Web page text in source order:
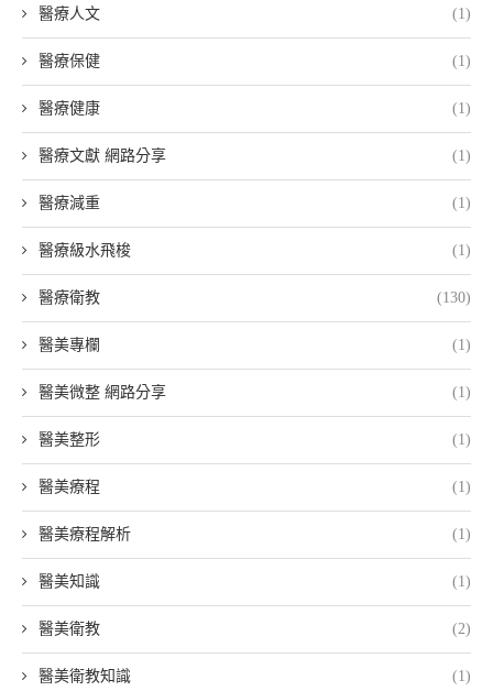
醫療人文 (1)
醫療保健 (1)
醫療健康 (1)
醫療文獻 網路分享 (1)
醫療減重 (1)
醫療級水飛梭 (1)
醫療衛教 (130)
醫美專欄 (1)
醫美微整 網路分享 (1)
醫美整形 (1)
醫美療程 (1)
醫美療程解析 (1)
醫美知識 (1)
醫美衛教 (2)
醫美衛教知識 (1)